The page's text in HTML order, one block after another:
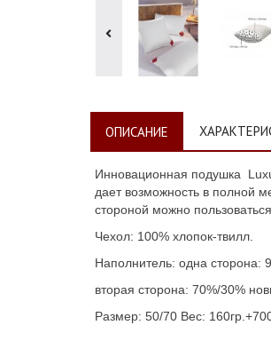
ОПИСАНИЕ
Инновационная подушка
дает возможность в полной
стороной можно
Чехол: 100% хлопок-твилл.
Наполнитель: одна сторона:
вторая сторона: 70%/30%
Размер: 50/70 Вес: